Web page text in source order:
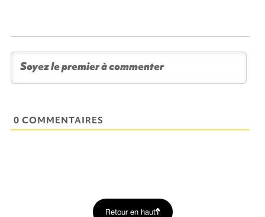
0 COMMENTAIRES
Retour en haut